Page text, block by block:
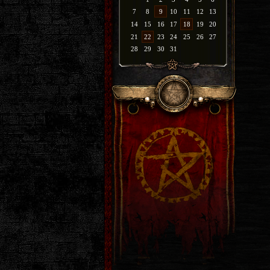
7
8 9 10 11 12
13
14
15 16 17 18 19
20
21
22 23 24 25 26
27
28
29 30 31